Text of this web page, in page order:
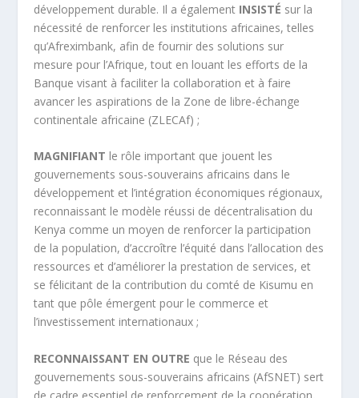
développement durable. Il a également INSISTÉ sur la
nécessité de renforcer les institutions africaines, telles
qu’Afreximbank, afin de fournir des solutions sur
mesure pour l’Afrique, tout en louant les efforts de la
Banque visant à faciliter la collaboration et à faire
avancer les aspirations de la Zone de libre-échange
continentale africaine (ZLECAf) ;
MAGNIFIANT le rôle important que jouent les
gouvernements sous-souverains africains dans le
développement et l’intégration économiques régionaux,
reconnaissant le modèle réussi de décentralisation du
Kenya comme un moyen de renforcer la participation
de la population, d’accroître l’équité dans l’allocation des
ressources et d’améliorer la prestation de services, et
se félicitant de la contribution du comté de Kisumu en
tant que pôle émergent pour le commerce et
l’investissement internationaux ;
RECONNAISSANT EN OUTRE que le Réseau des
gouvernements sous-souverains africains (AfSNET) sert
de cadre essentiel de renforcement de la coopération,